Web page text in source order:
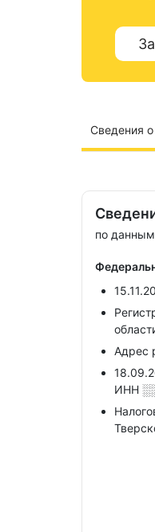
Сведения
по
Адрес
ИНН